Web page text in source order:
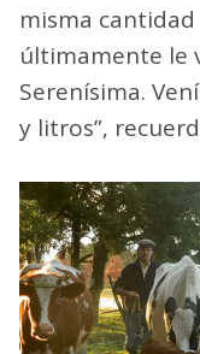
misma
últimamente le
Serenísima.
y litros”,